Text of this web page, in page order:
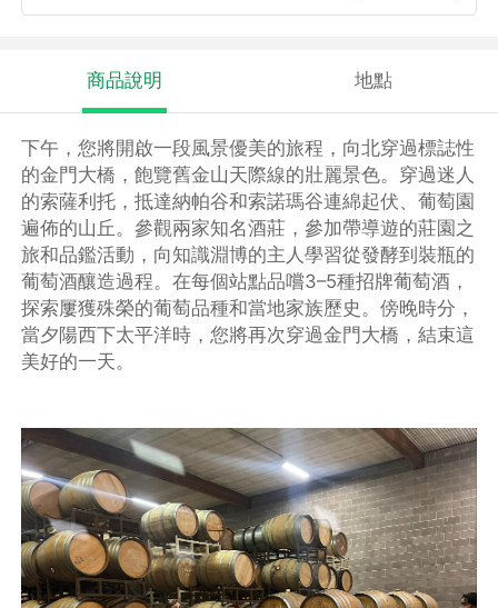
商品說明 地點
下午，您將開啟一段風景優美的旅程，向北穿過標誌性
的金門大橋，飽覽舊金山天際線的壯麗景色。穿過迷人
的索薩利托，抵達納帕谷和索諾瑪谷連綿起伏、葡萄園
遍佈的山丘。參觀兩家知名酒莊，參加帶導遊的莊園之
旅和品鑑活動，向知識淵博的主人學習從發酵到裝瓶的
葡萄酒釀造過程。在每個站點品嚐3–5種招牌葡萄酒，
探索屢獲殊榮的葡萄品種和當地家族歷史。傍晚時分，
當夕陽西下太平洋時，您將再次穿過金門大橋，結束這
美好的一天。